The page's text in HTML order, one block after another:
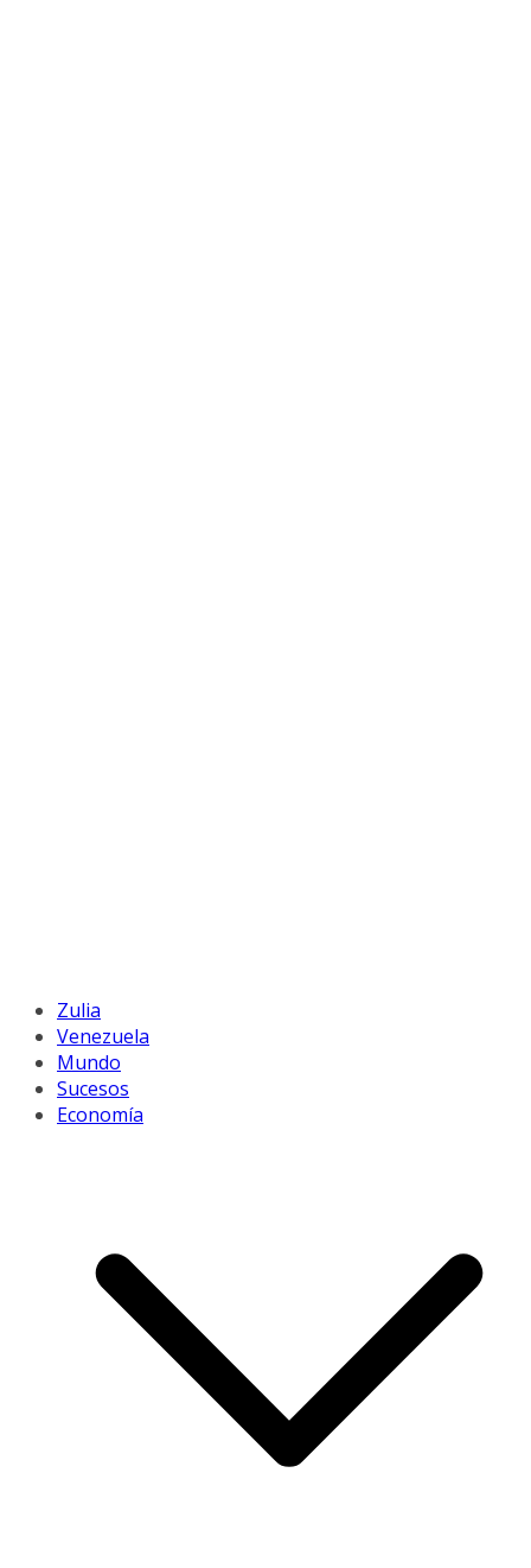
Zulia
Venezuela
Mundo
Sucesos
Economía